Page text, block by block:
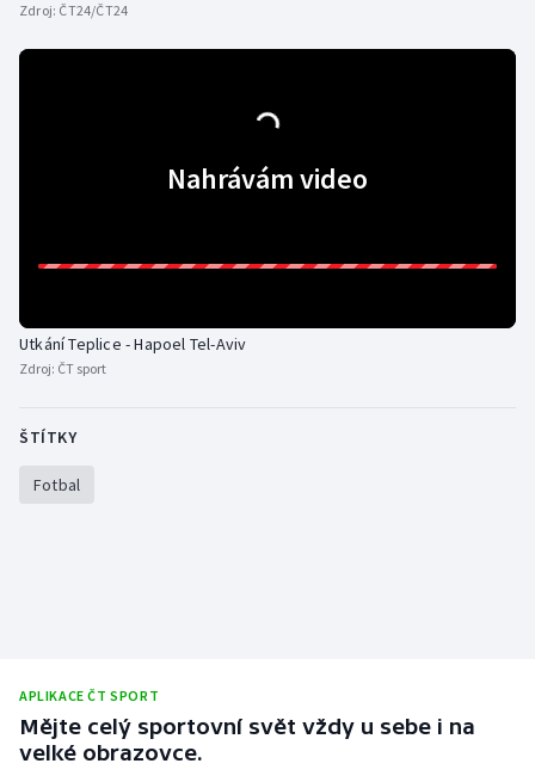
Zdroj: ČT24/ČT24
Nahrávám video
Utkání Teplice - Hapoel Tel-Aviv
Zdroj: ČT sport
ŠTÍTKY
Fotbal
APLIKACE ČT SPORT
Mějte celý sportovní svět vždy u sebe i na
velké obrazovce.